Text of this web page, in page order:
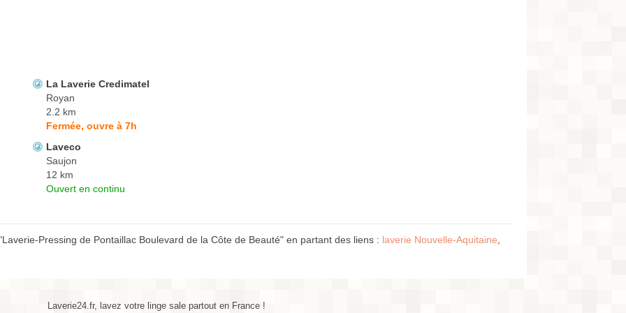
La Laverie Credimatel
Royan
2.2 km
Fermée, ouvre à 7h
Laveco
Saujon
12 km
Ouvert en continu
Pressing de Pontaillac Boulevard de la Côte de Beauté" en partant des liens : laverie Nouvelle-Aquitaine,
Laverie24.fr, lavez votre linge sale partout en France !